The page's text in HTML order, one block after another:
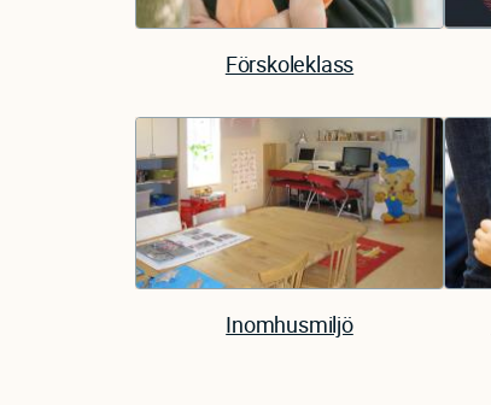
Förskoleklass
Inomhusmiljö